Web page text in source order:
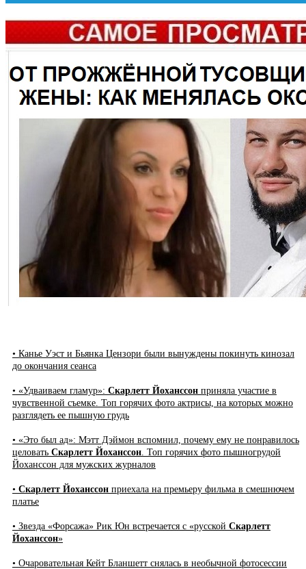
• Канье Уэст и Бьянка Цензори были вынуждены покинуть кинозал
до окончания сеанса
• «Удваиваем гламур»: Скарлетт Йоханссон приняла участие в
чувственной съемке. Топ горячих фото актрисы, на которых можно
разглядеть ее пышную грудь
• «Это был ад»: Мэтт Дэймон вспомнил, почему ему не понравилось
целовать Скарлетт Йоханссон . Топ горячих фото пышногрудой
Йоханссон для мужских журналов
• Скарлетт Йоханссон приехала на премьеру фильма в смешнючем
платье
• Звезда «Форсажа» Рик Юн встречается с «русской Скарлетт
Йоханссон»
• Очаровательная Кейт Бланшетт снялась в необычной фотосессии